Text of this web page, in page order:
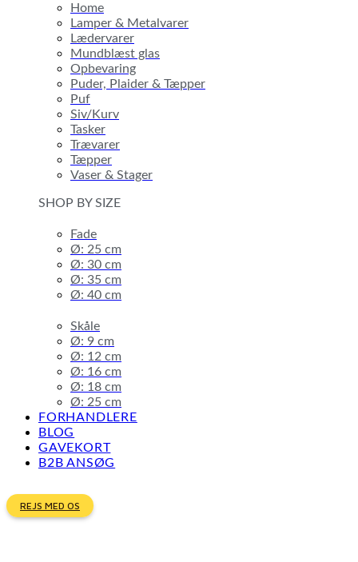
Home
Lamper & Metalvarer
Lædervarer
Mundblæst glas
Opbevaring
Puder, Plaider & Tæpper
Puf
Siv/Kurv
Tasker
Trævarer
Tæpper
Vaser & Stager
SHOP BY SIZE
Fade
Ø: 25 cm
Ø: 30 cm
Ø: 35 cm
Ø: 40 cm
Skåle
Ø: 9 cm
Ø: 12 cm
Ø: 16 cm
Ø: 18 cm
Ø: 25 cm
FORHANDLERE
BLOG
GAVEKORT
B2B ANSØG
REJS MED OS